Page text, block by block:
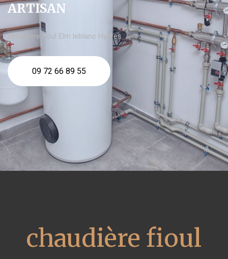
ARTISAN
chaudière fioul Elm leblanc Hyères
09 72 66 89 55
chaudière fioul